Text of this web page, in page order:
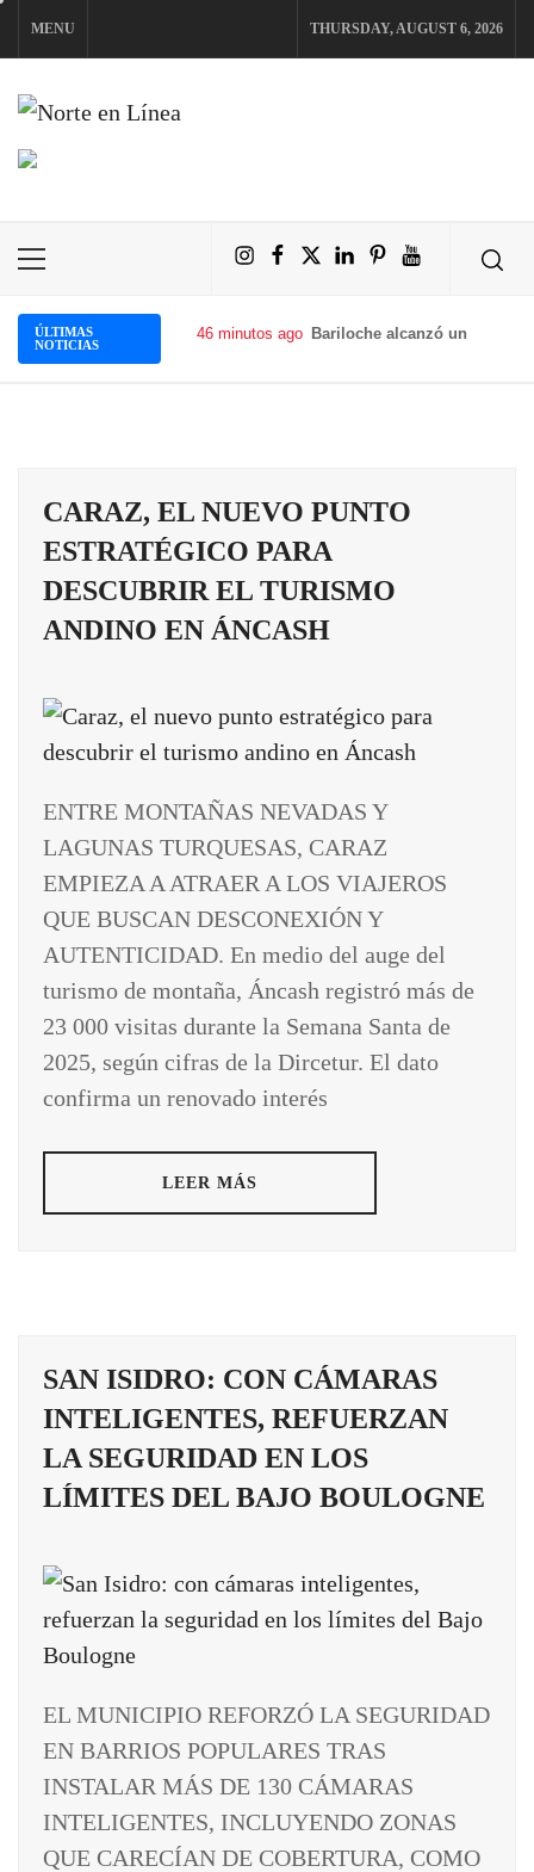
Skip
to
content
MENU THURSDAY, AUGUST 6, 2026
NORTE EN LÍNEA
Primary
InstagramFacebook
X LinkedInPinterestYouTube
ÚLTIMAS
NOTICIAS
46 minutos ago Bariloche alcanzó un 90%
CARAZ, EL NUEVO PUNTO
ESTRATÉGICO PARA
DESCUBRIR EL TURISMO
ANDINO EN ÁNCASH
ENTRE MONTAÑAS NEVADAS Y
LAGUNAS TURQUESAS, CARAZ
EMPIEZA A ATRAER A LOS VIAJEROS
QUE BUSCAN DESCONEXIÓN Y
AUTENTICIDAD. En medio del auge del
turismo de montaña, Áncash registró más de
23 000 visitas durante la Semana Santa de
2025, según cifras de la Dircetur. El dato
confirma un renovado interés
LEER MÁS
SAN ISIDRO: CON CÁMARAS
INTELIGENTES, REFUERZAN
LA SEGURIDAD EN LOS
LÍMITES DEL BAJO BOULOGNE
EL MUNICIPIO REFORZÓ LA SEGURIDAD
EN BARRIOS POPULARES TRAS
INSTALAR MÁS DE 130 CÁMARAS
INTELIGENTES, INCLUYENDO ZONAS
QUE CARECÍAN DE COBERTURA, COMO